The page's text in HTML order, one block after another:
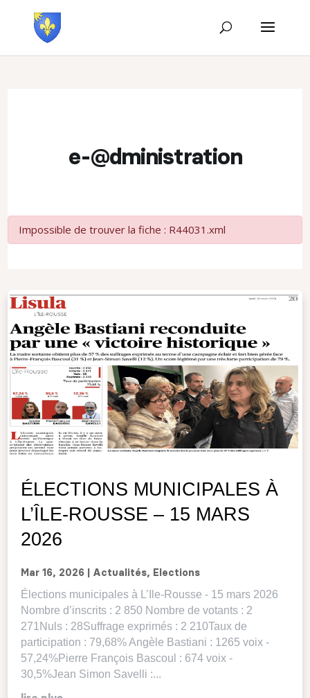
e-@dministration
Impossible de trouver la fiche : R44031.xml
ÉLECTIONS MUNICIPALES À
L’ÎLE-ROUSSE – 15 MARS
2026
Mar 16, 2026 Actualités, Elections
Élections municipales à L’Ile-Rousse - 15 mars 2026
Nombre d’inscrits : 2 850 Nombre de votants : 2
271Nuls : 28Suffrage exprimés : 2 210Taux de
participation : 79,68% Angèle Bastiani : 1265 voix -
57,24%Pierre François Bascoul : 674 voix -
30,5%Jean Simon Savelli :...